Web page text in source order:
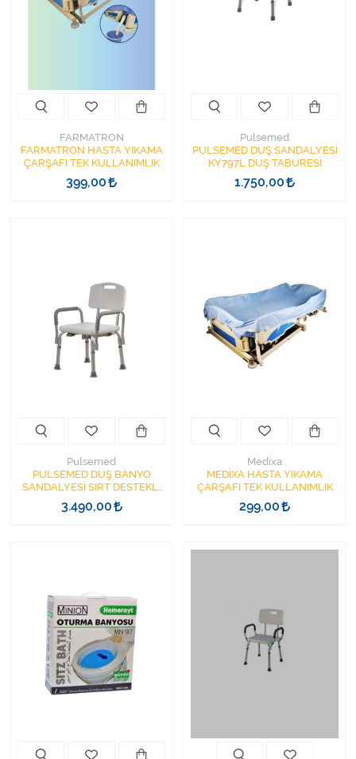
Kişisel Bakım ve Sağlık
Ortopedi Ürünleri
Sarf Malzemeleri
Sarf Malzemeleri
Tıbbi Tekstil Ürünleri
Varis Çorapları
FARMATRON
FARMATRON HASTA YIKAMA
ÇARŞAFI TEK KULLANIMLIK
399,00
Pulsemed
PULSEMED DUŞ SANDALYESİ
KY797L DUŞ TABURESİ
1.750,00
Pulsemed
PULSEMED DUŞ BANYO
SANDALYESİ SIRT DESTEKLİ
KOLÇAKLI KY798LQ-A DUŞ
TABURESİ
3.490,00
Medixa
MEDİXA HASTA YIKAMA
ÇARŞAFI TEK KULLANIMLIK
299,00